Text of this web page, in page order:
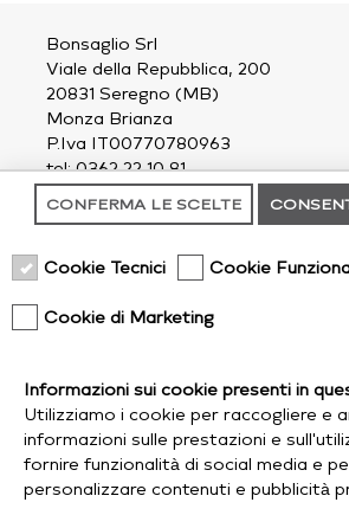
Bonsaglio Srl
Viale della Repubblica, 200
20831 Seregno (MB)
Monza Brianza
P.Iva IT00770780963
tel: 0362 22 10 81
chi siamo
cookie policy
spedizioni
follow us
CONFERMA LE SCELTE
Cookie Tecnici Cookie
Cookie di Marketing
Informazioni sui cookie presenti in
Utilizziamo i cookie per raccogliere e
informazioni sulle prestazioni e
fornire funzionalità di social media e
personalizzare contenuti e pubblicità